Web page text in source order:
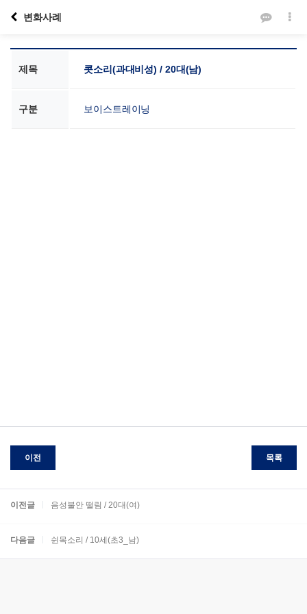
변화사례
제목 콧소리(과대비성) / 20대(남)
구분 보이스트레이닝
이전 목록
이전글 음성불안 떨림 / 20대(여)
다음글 쉰목소리 / 10세(초3_남)